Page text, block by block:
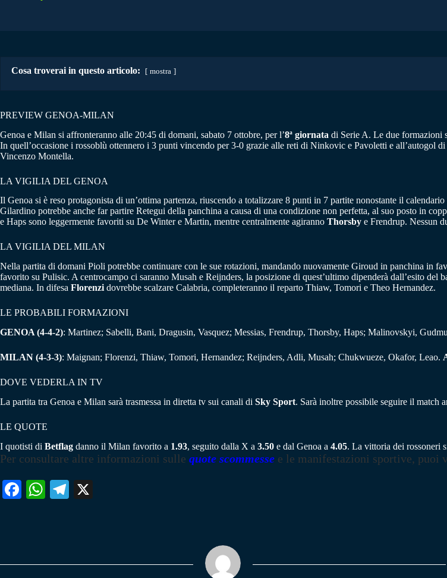
Cosa troverai in questo articolo: mostra
PREVIEW GENOA-MILAN
Genoa e Milan si affronteranno alle 20:45 di domani, sabato 7 ottobre, per l’8ª giornata di Serie A. Le due formazioni
In quell’occasione i rossoblù ottennero i 3 punti vincendo per 3-0 grazie alle reti di Ninkovic e Pavoletti e all’autogol
Vincenzo Montella.
LA VIGILIA DEL GENOA
Il Genoa si è reso protagonista di un’ottima partenza, riuscendo a totalizzare 8 punti in 7 partite nonostante il
Gilardino potrebbe anche far partire Retegui della panchina a causa di una condizione non perfetta, al suo posto in
e Haps sono leggermente favoriti su De Winter e Martin, mentre centralmente agiranno Thorsby e Frendrup. Nessun
LA VIGILIA DEL MILAN
Nella partita di domani Pioli potrebbe continuare con le sue rotazioni, mandando nuovamente Giroud in panchina in
favorito su Pulisic. A centrocampo ci saranno Musah e Reijnders, la posizione di quest’ultimo dipenderà dall’esito del
mediana. In difesa Florenzi dovrebbe scalzare Calabria, completeranno il reparto Thiaw, Tomori e Theo Hernandez.
LE PROBABILI FORMAZIONI
GENOA (4-4-2): Martinez; Sabelli, Bani, Dragusin, Vasquez; Messias, Frendrup, Thorsby, Haps; Malinovskyi,
MILAN (4-3-3): Maignan; Florenzi, Thiaw, Tomori, Hernandez; Reijnders, Adli, Musah; Chukwueze, Okafor, Leao.
DOVE VEDERLA IN TV
La partita tra Genoa e Milan sarà trasmessa in diretta tv sui canali di Sky Sport. Sarà inoltre possibile seguire il match
LE QUOTE
I quotisti di Betflag danno il Milan favorito a 1.93, seguito dalla X a 3.50 e dal Genoa a 4.05. La vittoria dei rossoneri
Per consultare altre informazioni sulle quote scommesse e le manifestazioni sportive, puoi
Fa W
pp
Te
m